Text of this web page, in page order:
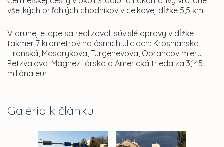
Galéria k článku
všetkých priľahlých chodníkov v celkovej dĺžke 5,5 km.
V druhej etape sa realizovali súvislé opravy v dĺžke
takmer 7 kilometrov na ôsmich uliciach: Krosnianska,
Hronská, Masarykova, Turgenevova, Obrancov mieru,
Petzvalova, Magnezitárska a Americká trieda za 3,145
milióna eur.